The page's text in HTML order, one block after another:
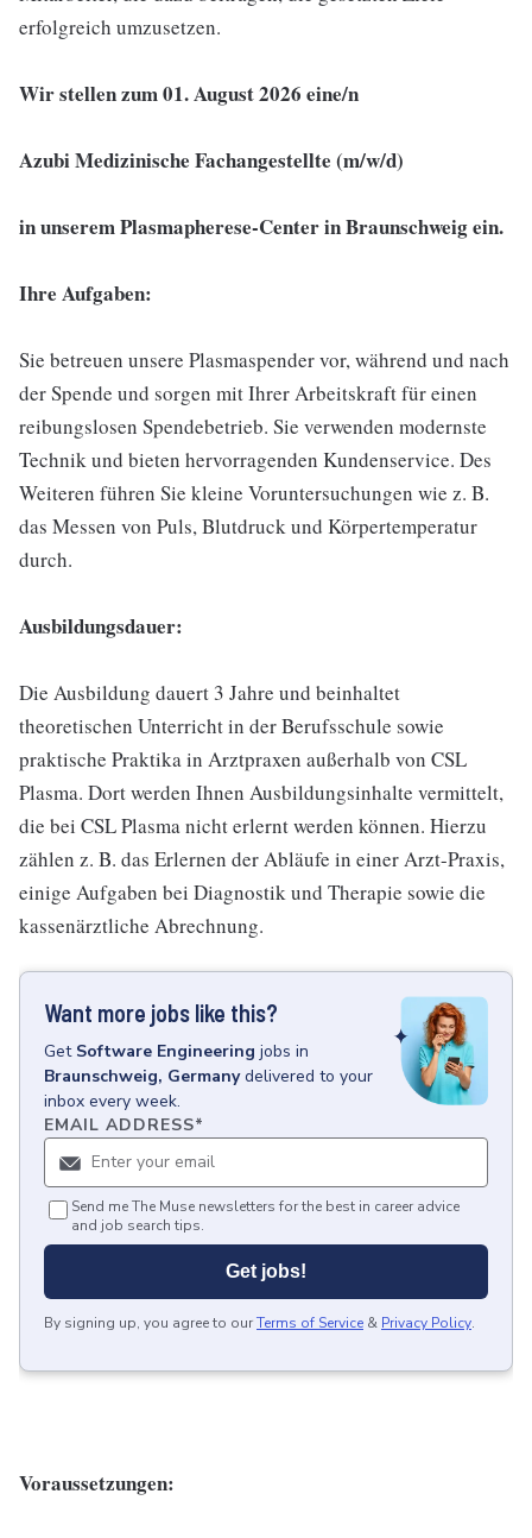
erfolgreich umzusetzen.
Wir stellen zum 01. August 2026 eine/n
Azubi Medizinische Fachangestellte (m/w/d)
in unserem Plasmapherese-Center in Braunschweig ein.
Ihre Aufgaben:
Sie betreuen unsere Plasmaspender vor, während und nach
der Spende und sorgen mit Ihrer Arbeitskraft für einen
reibungslosen Spendebetrieb. Sie verwenden modernste
Technik und bieten hervorragenden Kundenservice. Des
Weiteren führen Sie kleine Voruntersuchungen wie z. B.
das Messen von Puls, Blutdruck und Körpertemperatur
durch.
Ausbildungsdauer:
Die Ausbildung dauert 3 Jahre und beinhaltet
theoretischen Unterricht in der Berufsschule sowie
praktische Praktika in Arztpraxen außerhalb von CSL
Plasma. Dort werden Ihnen Ausbildungsinhalte vermittelt,
die bei CSL Plasma nicht erlernt werden können. Hierzu
zählen z. B. das Erlernen der Abläufe in einer Arzt-Praxis,
einige Aufgaben bei Diagnostik und Therapie sowie die
kassenärztliche Abrechnung.
Want more jobs like this?
Get Software Engineering jobs in
Braunschweig, Germany delivered to your
inbox every week.
EMAIL ADDRESS*
Send me The Muse newsletters for the best in career advice
and job search tips.
Get jobs!
By signing up, you agree to ourTerms of Service & Privacy Policy.
Voraussetzungen: